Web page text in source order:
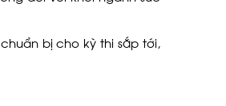
bị cho kỳ thi sắp tới,